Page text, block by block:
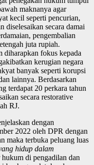
maknanya agar
kecil seperti pencurian,
diselesaikan secara damai
pengembalian
juta rupiah.
diharapkan fokus kepada
kerugian negara
banyak seperti korupsi
lainnya. Berdasarkan
terdapat 20 perkara tahun
secara restorative
RJ.
dengan
2022 oleh DPR dengan
maka terbuka peluang luas
hidup dalam
hukum di pengadilan dan